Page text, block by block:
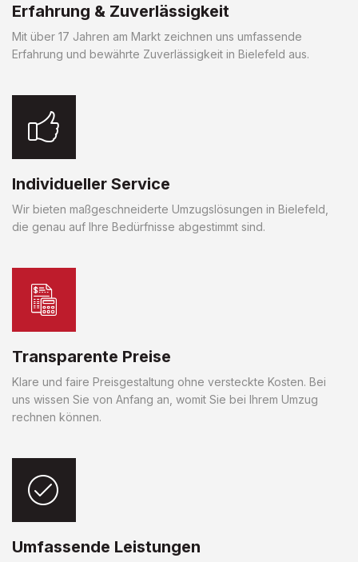
Erfahrung & Zuverlässigkeit
Mit über 17 Jahren am Markt zeichnen uns umfassende
Erfahrung und bewährte Zuverlässigkeit in Bielefeld aus.
Individueller Service
Wir bieten maßgeschneiderte Umzugslösungen in Bielefeld,
die genau auf Ihre Bedürfnisse abgestimmt sind.
Transparente Preise
Klare und faire Preisgestaltung ohne versteckte Kosten. Bei
uns wissen Sie von Anfang an, womit Sie bei Ihrem Umzug
rechnen können.
Umfassende Leistungen